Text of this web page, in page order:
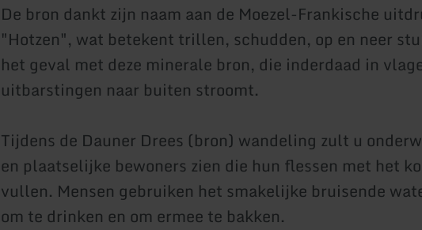
De bron dankt zijn naam aan de Moezel-Frankische
"Hotzen", wat betekent trillen, schudden, op en neer
het geval met deze minerale bron, die inderdaad in
uitbarstingen naar buiten stroomt.
Tijdens de Dauner Drees (bron) wandeling zult u
en plaatselijke bewoners zien die hun flessen met het
vullen. Mensen gebruiken het smakelijke bruisende
om te drinken en om ermee te bakken.